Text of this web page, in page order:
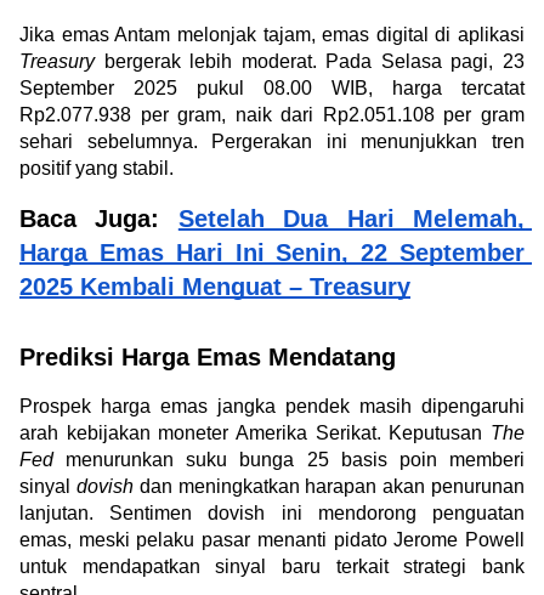
Treasury bergerak lebih moderat. Pada Selasa pagi, 23
September 2025 pukul 08.00 WIB, harga tercatat
Rp2.077.938 per gram, naik dari Rp2.051.108 per gram
sehari sebelumnya. Pergerakan ini menunjukkan tren
positif yang stabil.
Baca Juga: Setelah Dua Hari Melemah,
Harga Emas Hari Ini Senin, 22 September
2025 Kembali Menguat – Treasury
Prediksi Harga Emas Mendatang
Prospek harga emas jangka pendek masih dipengaruhi
arah kebijakan moneter Amerika Serikat. Keputusan The
Fed menurunkan suku bunga 25 basis poin memberi
sinyal dovish dan meningkatkan harapan akan penurunan
lanjutan. Sentimen dovish ini mendorong penguatan
emas, meski pelaku pasar menanti pidato Jerome Powell
untuk mendapatkan sinyal baru terkait strategi bank